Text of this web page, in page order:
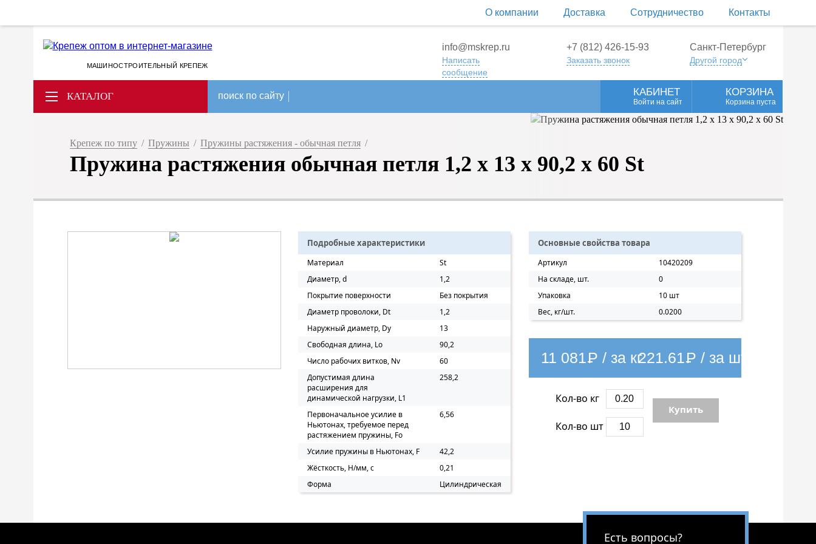
О компании Доставка Сотрудничество Контакты
МАШИНОСТРОИТЕЛЬНЫЙ КРЕПЕЖ
info@mskrep.ru
Написать
сообщение
+7 (812) 426-15-93
Заказать звонок
Санкт-Петербург
Другой город
КАТАЛОГ поиск по сайту КАБИНЕТ
Войти на сайт
КОРЗИНА
Корзина пуста
Крепеж по типу / Пружины / Пружины растяжения - обычная петля /
Пружина растяжения обычная петля 1,2 x 13 x 90,2 x 60 St
Подробные характеристики
Материал
St
Диаметр, d
1,2
Покрытие поверхности
Без покрытия
Диаметр проволоки, Dt
1,2
Наружный диаметр, Dy
13
Свободная длина, Lo
90,2
Число рабочих витков, Nv
60
Допустимая длина
расширения для
динамической нагрузки, L1
258,2
Первоначальное усилие в
Ньютонах, требуемое перед
растяжением пружины, Fo
6,56
Усилие пружины в Ньютонах, F
42,2
Жёсткость, Н/мм, c
0,21
Форма
Цилиндрическая
Основные свойства товара
Артикул
10420209
На складе, шт.
0
Упаковка
10 шт
Вес, кг/шт.
0.0200
11 081Р / за кг221.61Р / за шт
Кол-во кг
Кол-во шт
Купить
Есть вопросы?